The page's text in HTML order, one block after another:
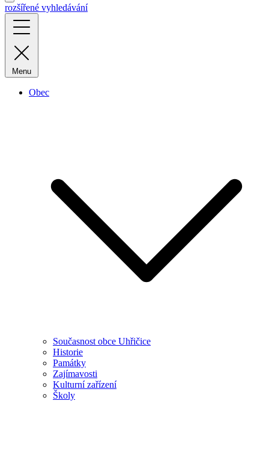
rozšířené vyhledávání
Menu
Obec
Současnost obce Uhřičice
Historie
Památky
Zajímavosti
Kulturní zařízení
Školy